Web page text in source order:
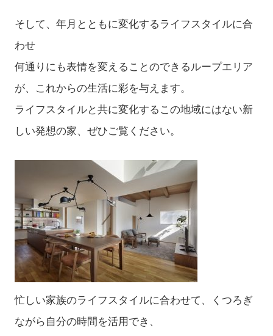
そして、年月とともに変化するライフスタイルに合
わせ
何通りにも表情を変えることのできるループエリア
が、これからの生活に彩を与えます。
ライフスタイルと共に変化するこの地域にはない新
しい発想の家、ぜひご覧ください。
忙しい家族のライフスタイルに合わせて、くつろぎ
ながら自分の時間を活用でき、